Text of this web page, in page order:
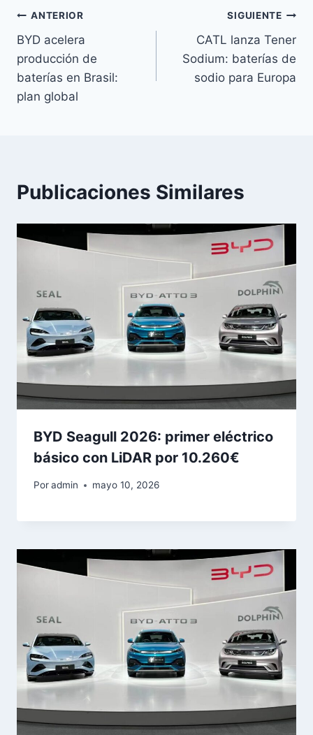
Navegación
de
entradas
ANTERIOR
BYD acelera
producción de
baterías en Brasil:
plan global
SIGUIENTE
CATL lanza Tener
Sodium: baterías de
sodio para Europa
Publicaciones Similares
BYD Seagull 2026: primer eléctrico
básico con LiDAR por 10.260€
Poradmin mayo 10, 2026